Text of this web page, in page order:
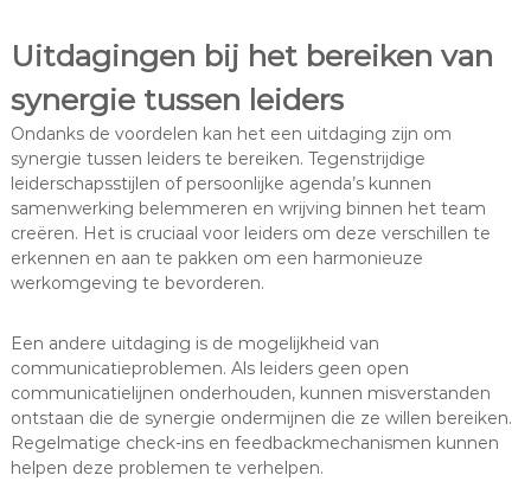
Uitdagingen bij het bereiken van
synergie tussen leiders
Ondanks de voordelen kan het een uitdaging zijn om
synergie tussen leiders te bereiken. Tegenstrijdige
leiderschapsstijlen of persoonlijke agenda’s kunnen
samenwerking belemmeren en wrijving binnen het team
creëren. Het is cruciaal voor leiders om deze verschillen te
erkennen en aan te pakken om een harmonieuze
werkomgeving te bevorderen.
Een andere uitdaging is de mogelijkheid van
communicatieproblemen. Als leiders geen open
communicatielijnen onderhouden, kunnen misverstanden
ontstaan die de synergie ondermijnen die ze willen bereiken.
Regelmatige check-ins en feedbackmechanismen kunnen
helpen deze problemen te verhelpen.